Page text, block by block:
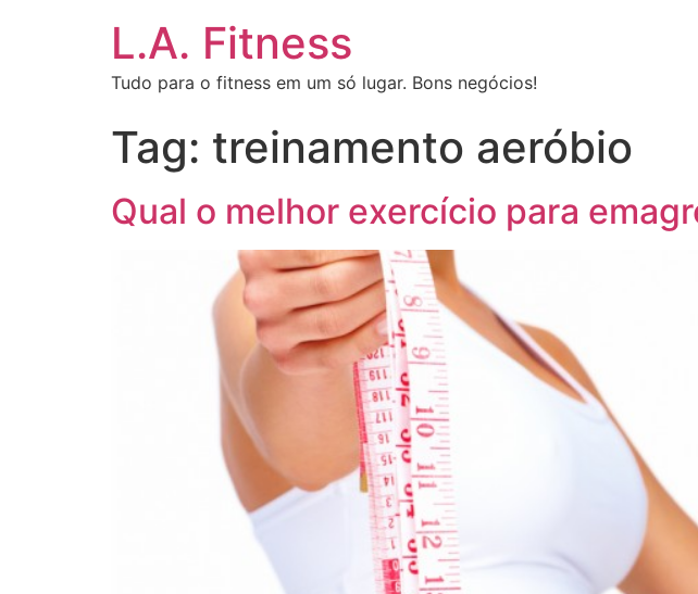
L.A. Fitness
Tudo para o fitness em um só lugar. Bons negócios!
Tag: treinamento aeróbio
Qual o melhor exercício para